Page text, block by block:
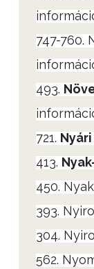
747-760.
493.
721.
413.
450.
393.
304.
562.